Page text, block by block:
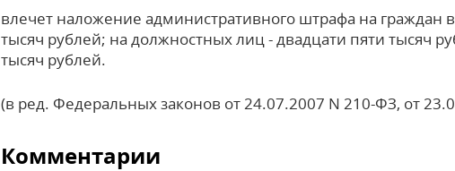
влечет наложение административного штрафа на граждан
тысяч рублей; на должностных лиц - двадцати пяти тысяч
тысяч рублей.
(в ред. Федеральных законов от 24.07.2007 N 210-ФЗ, от
Комментарии